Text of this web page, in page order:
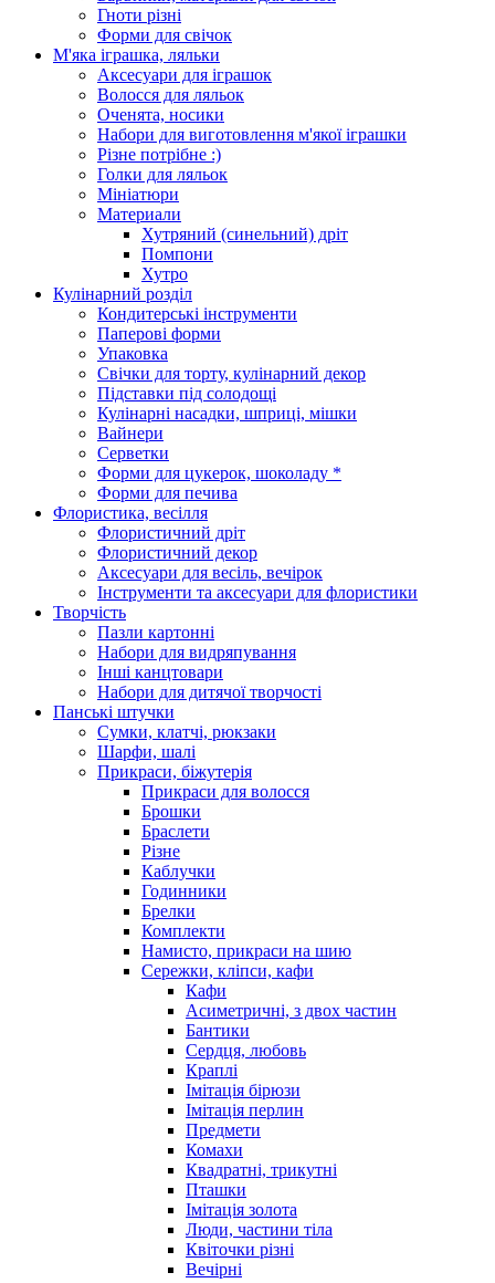
Гноти різні
Форми для свічок
М'яка іграшка, ляльки
Аксесуари для іграшок
Волосся для ляльок
Оченята, носики
Набори для виготовлення м'якої іграшки
Різне потрібне :)
Голки для ляльок
Мініатюри
Материали
Хутряний (синельний) дріт
Помпони
Хутро
Кулінарний розділ
Кондитерські інструменти
Паперові форми
Упаковка
Свічки для торту, кулінарний декор
Підставки під солодощі
Кулінарні насадки, шприці, мішки
Вайнери
Серветки
Форми для цукерок, шоколаду *
Форми для печива
Флористика, весілля
Флористичний дріт
Флористичний декор
Аксесуари для весіль, вечірок
Інструменти та аксесуари для флористики
Творчість
Пазли картонні
Набори для видряпування
Інші канцтовари
Набори для дитячої творчості
Панські штучки
Сумки, клатчі, рюкзаки
Шарфи, шалі
Прикраси, біжутерія
Прикраси для волосся
Брошки
Браслети
Різне
Каблучки
Годинники
Брелки
Комплекти
Намисто, прикраси на шию
Сережки, кліпси, кафи
Кафи
Асиметричні, з двох частин
Бантики
Сердця, любовь
Краплі
Імітація бірюзи
Імітація перлин
Предмети
Комахи
Квадратні, трикутні
Пташки
Імітація золота
Люди, частини тіла
Квіточки різні
Вечірні